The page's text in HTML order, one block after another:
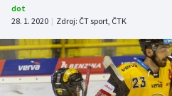
Atletika
Cyklistika
DALŠÍ SPORTY
dot
28. 1. 2020 | Zdroj: ČT sport, ČTK